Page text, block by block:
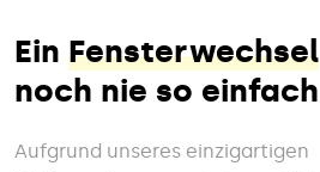
Ein Fensterwechsel
noch nie so einfach
Aufgrund unseres einzigartigen